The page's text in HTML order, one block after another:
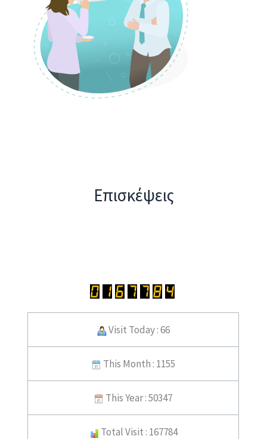
Επισκέψεις
Visit Today : 66
This Month : 1155
This Year : 50347
Total Visit : 167784